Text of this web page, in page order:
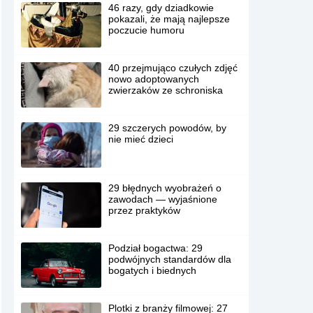
46 razy, gdy dziadkowie
pokazali, że mają najlepsze
poczucie humoru
40 przejmująco czułych zdjęć
nowo adoptowanych
zwierzaków ze schroniska
29 szczerych powodów, by
nie mieć dzieci
29 błędnych wyobrażeń o
zawodach — wyjaśnione
przez praktyków
Podział bogactwa: 29
podwójnych standardów dla
bogatych i biednych
Plotki z branży filmowej: 27